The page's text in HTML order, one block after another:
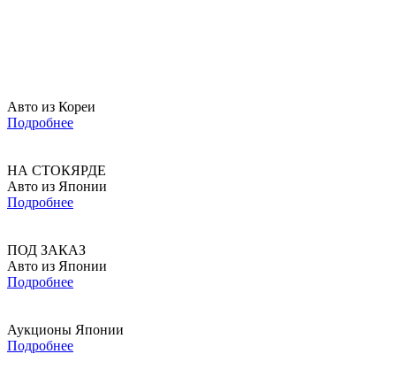
Авто из Кореи
Подробнее
НА СТОКЯРДЕ
Авто из Японии
Подробнее
ПОД ЗАКАЗ
Авто из Японии
Подробнее
Аукционы Японии
Подробнее